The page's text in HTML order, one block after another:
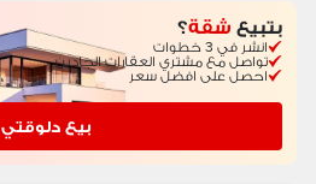
بتبيع شقة؟
انشر في 3 خطوات
تواصل مع مشتري العقارات الجادين
احصل على افضل سعر
بيع دلوقتي